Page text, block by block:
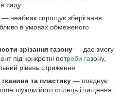
саду
— неабияк спрощує зберігання
в умовах обмеженого
зрізання газону — дає змогу
під конкретні потреби газону,
рівень стриження
тканини та пластику — поєднує
полегшуючи його стілець і чищення.